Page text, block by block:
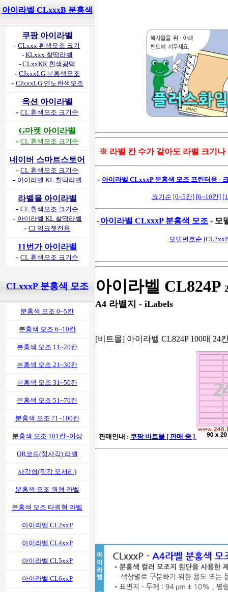
아이라벨 CLxxxB 분홍색
쿠팡 아이라벨
-CLxxx 흰색모조 크기
- KLxxx 찰딱라벨
-CLxxKR 흰색광택
-CJxxxLG 분홍색모조
- CJxxxLG 연노란색모조
옥션 아이라벨
-CL 흰색모조 크기순
G마켓 아이라벨
-CL 흰색모조 크기순
네이버 스마트스토어
-CL 흰색모조 크기순
- 아이라벨 KL 찰딱라벨
라벨몰 아이라벨
-CL 흰색모조 크기순
- 아이라벨 KL 찰딱라벨
-CJ 잉크젯전용
11번가 아이라벨
-CL 흰색모조 크기순
CLxxxP 분홍색 모조
분홍색 모조 0~5칸
분홍색 모조 6~10칸
분홍색 모조 11~20칸
분홍색 모조 21~30칸
분홍색 모조 31~50칸
분홍색 모조 51~70칸
분홍색 모조 71~100칸
분홍색 모조 101칸~이상
QR코드(정사각) 라벨
사각형(직각 모서리)
분홍색 모조 원형 라벨
분홍색 모조 타원형 라벨
아이라벨 CL2xxP
아이라벨 CL4xxP
아이라벨 CL5xxP
아이라벨 CL6xxP
※ 라벨 칸 수가 같아도 라벨 크기나
- 아이라벨 CLxxxP 분홍색 모조 프린터용 -
크기순 [0~5칸] [6~10칸]
- 아이라벨 CLxxxP 분홍색 모조 - 모
모델번호순
아이라벨 CL824P
A4 라벨지 - iLabels
[비트몰] 아이라벨 CL824P 100매 24
- 판매안내 : 쿠팡 비트몰 [ 판매 중 ]